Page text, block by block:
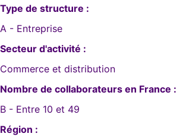
Type de structure :
A - Entreprise
Secteur d'activité :
Commerce et distribution
Nombre de collaborateurs en France :
B - Entre 10 et 49
Région :